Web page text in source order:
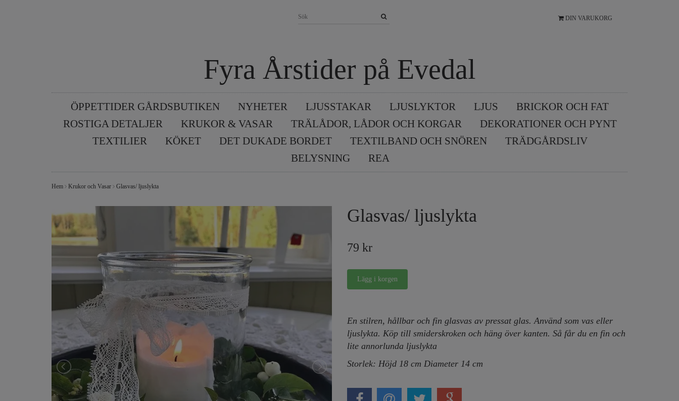
DIN VARUKORG
Fyra Årstider på Evedal
ÖPPETTIDER GÅRDSBUTIKEN NYHETER LJUSSTAKAR LJUSLYKTOR LJUS
BRICKOR OCH FAT
ROSTIGA DETALJER
KRUKOR & VASAR TRÄLÅDOR, LÅDOR OCH KORGAR
DEKORATIONER OCH PYNT
TEXTILIER
KÖKET DET DUKADE BORDET TEXTILBAND OCH SNÖREN
TRÄDGÅRDSLIV
BELYSNING
REA
Hem Krukor och Vasar Glasvas/ ljuslykta
Glasvas/ ljuslykta
79 kr
En stilren, hållbar och fin glasvas av pressat glas. Använd som vas eller
ljuslykta. Köp till smiderskroken och häng över kanten. Så får du en fin och
lite annorlunda ljuslykta
Storlek: Höjd 18 cm Diameter 14 cm